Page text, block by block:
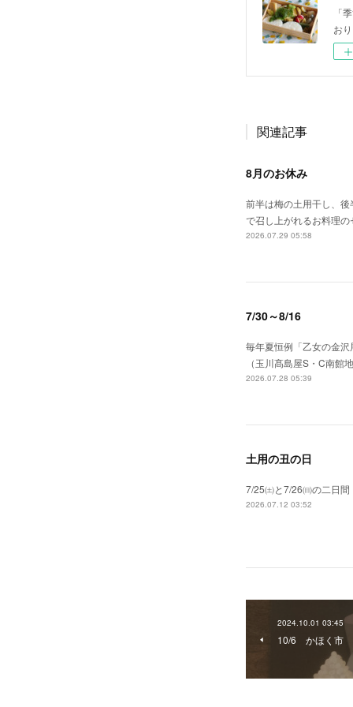
「
お
関連記事
8月のお休み
前半は梅の土用干し、
で召し上がれるお料理
2026.07.29 05:58
7/30～8/16
毎年夏恒例「乙女の金
（玉川髙島屋S・C南館
2026.07.28 05:39
土用の丑の日
7/25㈯と7/26㈰の二日
2026.07.12 03:52
2024.10.01 03:45
10/6 かほく市